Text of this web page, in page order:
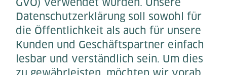
GVO) verwendet wurden. Unsere
Datenschutzerklärung soll sowohl für
die Öffentlichkeit als auch für unsere
Kunden und Geschäftspartner einfach
lesbar und verständlich sein. Um dies